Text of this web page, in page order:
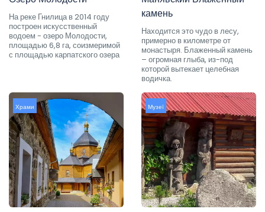
На реке Гнилица в 2014 году
построен искусственный
водоем - озеро Молодости,
площадью 6,8 га, соизмеримой
с площадью карпатского озера
камень
Находится это чудо в лесу,
примерно в километре от
монастыря. Блаженный камень
– огромная глыба, из-под
которой вытекает целебная
водичка.
Храми Музеї